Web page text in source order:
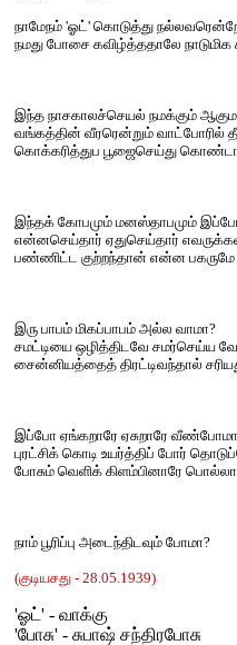
நாமேநம் 'ஓட்' கொடுத்து நல்லவரென்றே
நமது போசை கவிழ்த்ததாலே நாடுமிக
இந்த நாசகாலச்செயல் நமக்கும்
வங்கத்தின் வீரரென்றும் வாட்போரில்
கொக்கரித்துப பூஜைசெய்து
இந்தக் கோபமும் மனஸ்தாபமும்
என்னசெய்தார் ஏதுசெய்தார்
பண்ணிட்ட குற்றந்தான் என்ன பகருமே
இரு பாபம் மிகப்பாபம் அல்ல வாமா?
சமட்டியை ஒழித்திடவே சமர்செய்ய
சைன்னியத்தைத் திரட்டிவந்தால்
இப்போ ஏங்கறாரே ஏசுறாரே
புரட்சிக் கொடி உயர்த்திப் போர்
போசும் வெளிக் கிளம்பினாரே
நாம் பூரிப்பு அடைந்திடவும் போமா?
(குடியசது - 28.05.1939)
'ஓட்' - வாக்கு
'போசு' - சுபாஷ் சந்திரபோசு